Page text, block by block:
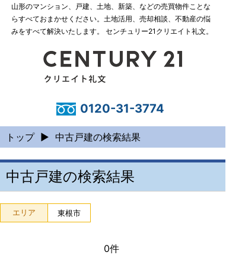
山形のマンション、戸建、土地、新築、などの売買物件ことな
らすべておまかせください。土地活用、売却相談、不動産の悩
みをすべて解決いたします。 センチュリー21クリエイト礼文。
0120-31-3774
トップ ▶ 中古戸建の検索結果
中古戸建の検索結果
エリア 東根市
0件